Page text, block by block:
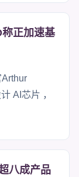
正加速基
AI芯片 ，
八成产品